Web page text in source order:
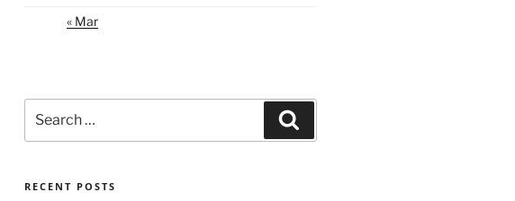
« Mar
for:
RECENT POSTS